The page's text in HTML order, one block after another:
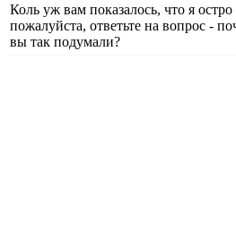
Коль уж вам показалось, что я
пожалуйста, ответьте на вопрос -
вы так подумали?